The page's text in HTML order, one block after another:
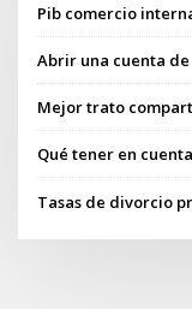
Pib comercio
Abrir una cuenta
Mejor trato
Qué tener en
Tasas de divorcio